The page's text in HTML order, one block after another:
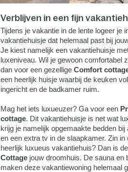
Verblijven in een fijn
Tijdens je vakantie in de lente logeer je
vakantiehuisje dat helemaal past bij
Je kiest namelijk een vakantiehuisje
luxeniveau. Wil je gewoon comfortabel
dan voor een gezellige Comfort
een heerlijk huisje waarbij de keuken
ingericht en de badkamer ruim.
Mag het iets luxueuzer? Ga voor een
cottage. Dit vakantiehuisje is net wat
krijg je namelijk opgemaakte bedden bij
en een extra tv in de slaapkamer. Zin in
heerlijk luxueus vakantiehuis? Dan is de
Cottagejouw droomhuis. De sauna en
maken deze vakantiewoning helemaal